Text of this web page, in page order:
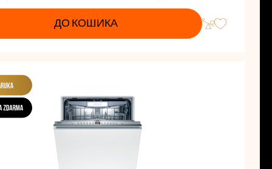
ДО КОШИКА